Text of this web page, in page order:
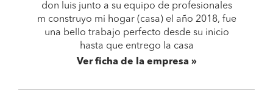
don luis junto a su equipo de profesionales
m construyo mi hogar (casa) el año 2018, fue
una bello trabajo perfecto desde su inicio
hasta que entrego la casa
Ver ficha de la empresa